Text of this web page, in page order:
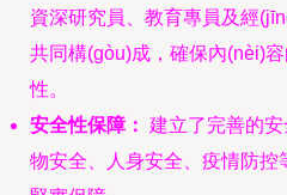
資深研究員、教育專員及經
共同構(gòu)成，確保內(nèi)
性。
安全性保障： 建立了完善的
物安全、人身安全、疫情防